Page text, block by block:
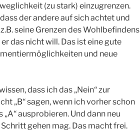
(zu stark) einzugrenzen.
der andere auf sich achtet und
seine Grenzen des Wohlbefindens
das nicht will. Das ist eine gute
und neue
dass ich das „Nein“ zur
„B“ sagen, wenn ich vorher schon
„A“ ausprobieren. Und dann neu
gehen mag. Das macht frei.